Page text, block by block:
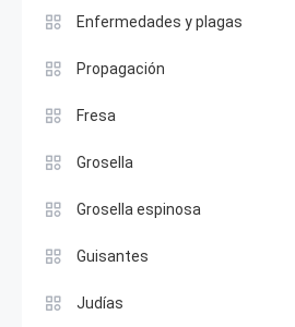
Enfermedades y plagas
Propagación
Fresa
Grosella
Grosella espinosa
Guisantes
Judías